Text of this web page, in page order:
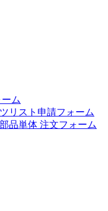
ム
リスト申請フォーム
品単体 注文フォーム